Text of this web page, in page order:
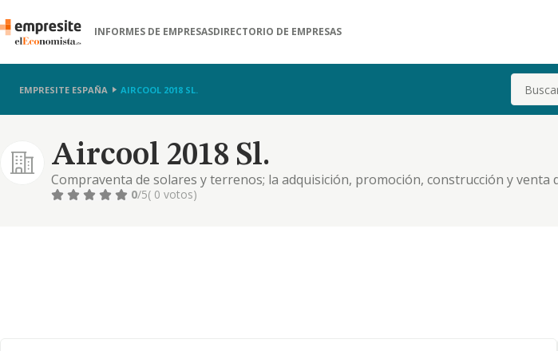
INFORMES DE EMPRESASDIRECTORIO DE EMPRESAS
EMPRESITE ESPAÑA AIRCOOL 2018 SL. Buscar
Aircool 2018 Sl.
Compraventa de solares y terrenos; la adquisición, promoción, construcción y venta
inmuebles; alquiler de todo tipo de edificaciones e inmuebles urbanos y rústicos.
0/5( 0 votos)